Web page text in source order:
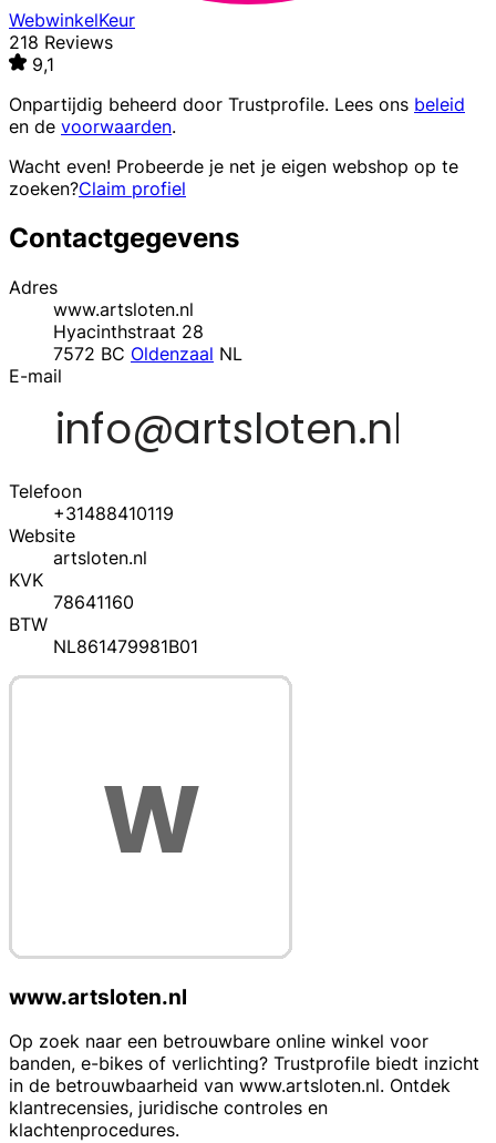
WebwinkelKeur
218 Reviews
9,1
Onpartijdig beheerd door Trustprofile. Lees ons beleid
en de voorwaarden.
Wacht even! Probeerde je net je eigen webshop op te
zoeken?Claim profiel
Contactgegevens
Adres
www.artsloten.nl
Hyacinthstraat 28
7572 BC Oldenzaal NL
E-mail
Telefoon
+31488410119
Website
artsloten.nl
KVK
78641160
BTW
NL861479981B01
www.artsloten.nl
Op zoek naar een betrouwbare online winkel voor
banden, e-bikes of verlichting? Trustprofile biedt inzicht
in de betrouwbaarheid van www.artsloten.nl. Ontdek
klantrecensies, juridische controles en
klachtenprocedures.